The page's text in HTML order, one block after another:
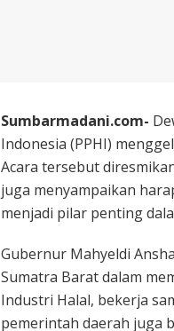
Sumbarmadani.com-
Indonesia (PPHI)
Acara tersebut
juga menyampaikan
menjadi pilar penting
Gubernur Mahyeldi
Sumatra Barat dalam
Industri Halal, bekerja
pemerintah daerah juga